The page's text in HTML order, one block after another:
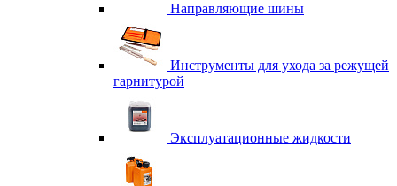
Направляющие шины
Инструменты для ухода за режущей
гарнитурой
Эксплуатационные жидкости